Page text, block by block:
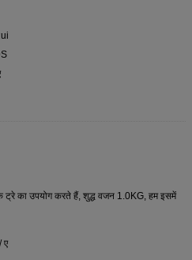
ट्रे का उपयोग करते हैं, शुद्ध वजन 1.0KG, हम इसमें
ए